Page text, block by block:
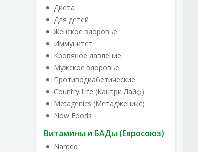
Диета
Для детей
Женское здоровье
Иммунитет
Кровяное давление
Мужское здоровье
Противодиабетические
Country Life (Кантри Лайф)
Metagenics (Метадженикс)
Now Foods
Витамины и БАДы (Евросоюз)
Named